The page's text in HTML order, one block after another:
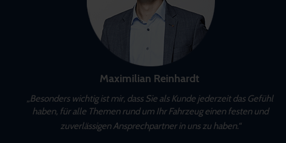
Maximilian Reinhardt
„Besonders wichtig ist mir, dass Sie als Kunde jederzeit das Gefühl
haben, für alle Themen rund um Ihr Fahrzeug einen festen und
zuverlässigen Ansprechpartner in uns zu haben.“